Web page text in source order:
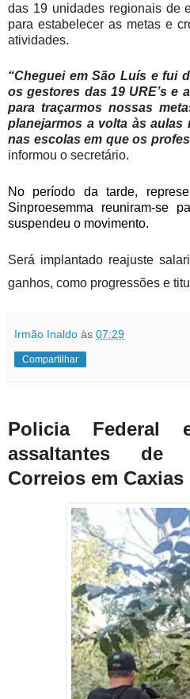
das 19 unidades regionais de
para estabelecer as metas e
atividades.
“Cheguei em São Luís e fui
os gestores das 19 URE’s e
para traçarmos nossas
planejarmos a volta às aulas
nas escolas em que os
informou o secretário.
No período da tarde,
Sinproesemma reuniram-se
suspendeu o movimento.
Será implantado reajuste
ganhos, como progressões e
Irmão Inaldo às 07:29
Compartilhar
Policia Federal
assaltantes de
Correios em Caxias